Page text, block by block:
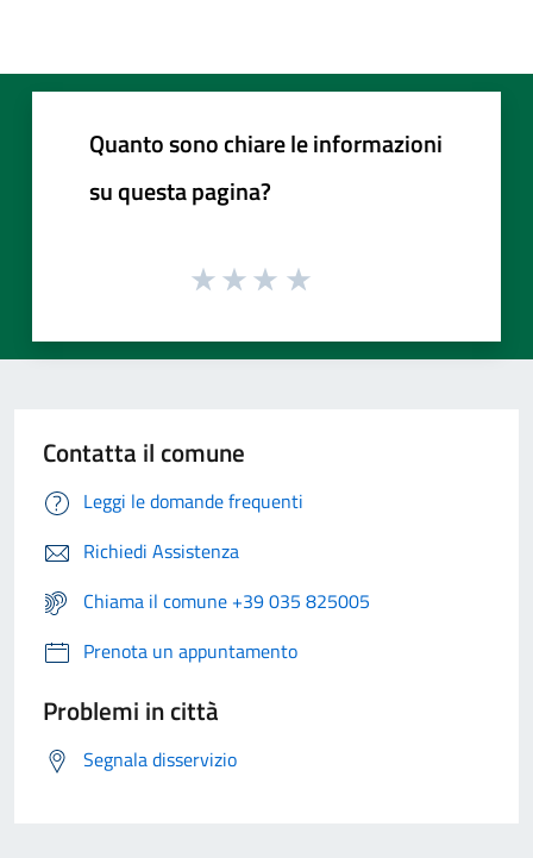
Quanto sono chiare le informazioni
su questa pagina?
Contatta il comune
Leggi le domande frequenti
Richiedi Assistenza
Chiama il comune +39 035 825005
Prenota un appuntamento
Problemi in città
Segnala disservizio